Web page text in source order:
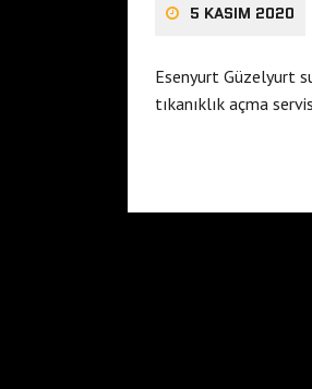
5 KASIM 2020
Esenyurt Güzelyurt
tıkanıklık açma